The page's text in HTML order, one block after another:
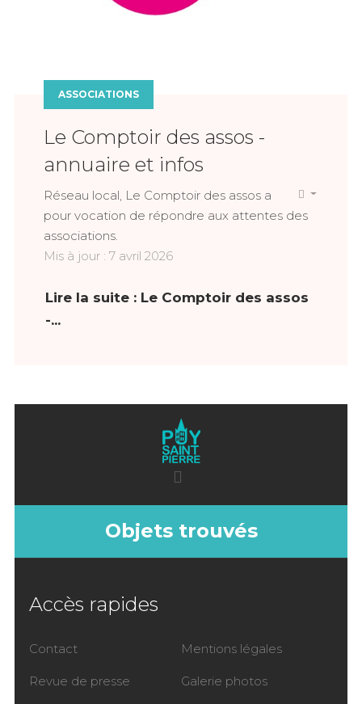
ASSOCIATIONS
Le Comptoir des assos -
annuaire et infos
Réseau local, Le Comptoir des assos a
pour vocation de répondre aux attentes des
associations.
Mis à jour : 7 avril 2026
Lire la suite : Le Comptoir des assos
-...
Objets trouvés
Accès rapides
Contact Mentions légales
Revue de presse Galerie photos